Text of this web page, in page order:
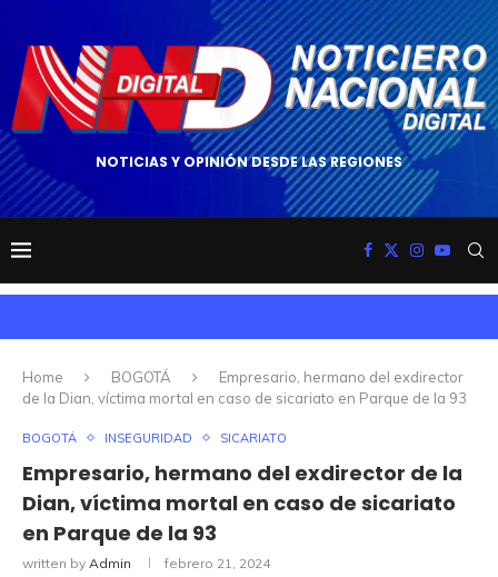
NOTICIAS Y OPINIÓN DESDE LAS REGIONES
Home BOGOTÁ
Empresario, hermano del exdirector
de la Dian, víctima mortal en caso de sicariato en Parque de la 93
BOGOTÁ INSEGURIDAD SICARIATO
Empresario, hermano del exdirector de la
Dian, víctima mortal en caso de sicariato
en Parque de la 93
written by Admin febrero 21, 2024